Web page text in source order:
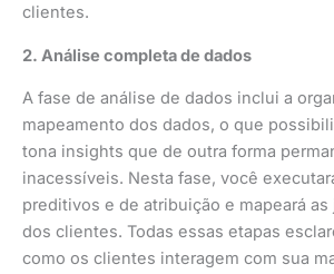
clientes.
2. Análise completa de dados
A fase de análise de dados inclui a
mapeamento dos dados, o que
tona insights que de outra forma
inacessíveis. Nesta fase, você
preditivos e de atribuição e mapeará as
dos clientes. Todas essas etapas
como os clientes interagem com sua